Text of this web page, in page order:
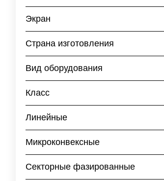
Экран
Страна изготовления
Вид оборудования
Класс
Линейные
Микроконвексные
Секторные фазированные